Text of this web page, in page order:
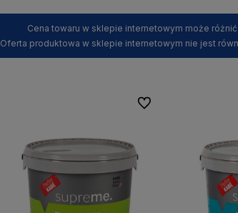
Cena towaru w sklepie internetowym może
Oferta produktowa w sklepie internetowym nie jest
Do ulubionych